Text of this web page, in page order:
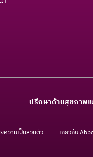
ปรึกษาด้านสุขภาพแ
ความเป็นส่วนตัว เกี่ยวกับ